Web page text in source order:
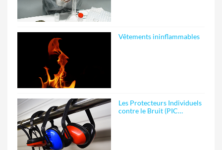
Vêtements ininflammables
Les Protecteurs Individuels
contre le Bruit (PIC…